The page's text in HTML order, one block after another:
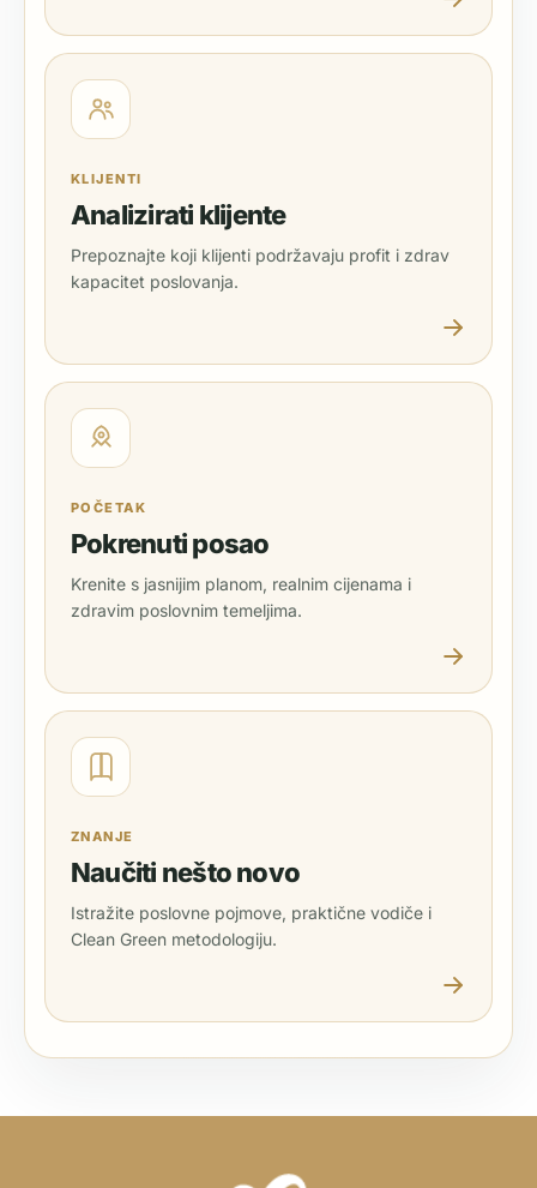
KLIJENTI
Analizirati klijente
Prepoznajte koji klijenti podržavaju profit i zdrav
kapacitet poslovanja.
POČETAK
Pokrenuti posao
Krenite s jasnijim planom, realnim cijenama i
zdravim poslovnim temeljima.
ZNANJE
Naučiti nešto novo
Istražite poslovne pojmove, praktične vodiče i
Clean Green metodologiju.